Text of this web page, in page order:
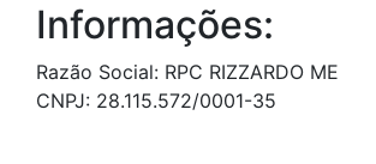
Informações:
Razão Social: RPC RIZZARDO ME
CNPJ: 28.115.572/0001-35